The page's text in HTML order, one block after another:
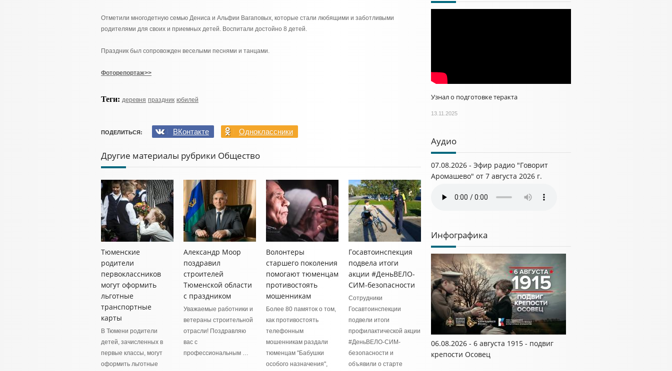
Отметили многодетную семью Дениса и Альфии Вагаповых, которые стали любящими и заботливыми
родителями для своих и приемных детей. Воспитали достойно 8 детей.
Праздник был сопровожден веселыми песнями и танцами.
Фоторепортаж>>
Теги: деревня праздник юбилей
ПОДЕЛИТЬСЯ: ВКонтакте Одноклассники
Другие материалы рубрики Общество
Тюменские
родители
первоклассников
могут оформить
льготные
транспортные
карты
В Тюмени родители
детей, зачисленных в
первые классы, могут
оформить льготные
Александр Моор
поздравил
строителей
Тюменской области
с праздником
Уважаемые работники и
ветераны строительной
отрасли! Поздравляю
вас с
профессиональным …
Волонтеры
старшего поколения
помогают тюменцам
противостоять
мошенникам
Более 80 памяток о том,
как противостоять
телефонным
мошенникам раздали
тюменцам "Бабушки
особого назначения",
Госавтоинспекция
подвела итоги
акции #ДеньВЕЛО-
СИМ-безопасности
Сотрудники
Госавтоинспекции
подвели итоги
профилактической акции
#ДеньВЕЛО-СИМ-
безопасности и
объявили о старте
Узнал о подготовке теракта
13.11.2025
Аудио
07.08.2026 - Эфир радио "Говорит
Аромашево" от 7 августа 2026 г.
Инфографика
06.08.2026 - 6 августа 1915 - подвиг
крепости Осовец